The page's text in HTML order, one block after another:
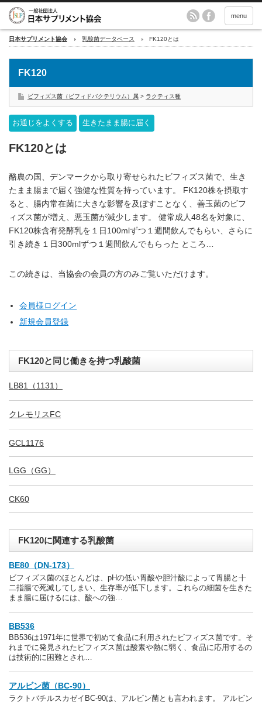
menu
日本サプリメント協会 乳酸菌データベース FK120とは
FK120
ビフィズス菌（ビフィドバクテリウム）属 > ラクティス種
お通じをよくする 生きたまま腸に届く
FK120とは
酪農の国、デンマークから取り寄せられたビフィズス菌で、生き
たまま腸まで届く強健な性質を持っています。 FK120株を摂取す
ると、腸内常在菌に大きな影響を及ぼすことなく、善玉菌のビフ
ィズス菌が増え、悪玉菌が減少します。 健常成人48名を対象に、
FK120株含有発酵乳を１日100mlずつ１週間飲んでもらい、さらに
引き続き１日300mlずつ１週間飲んでもらった ところ…
この続きは、当協会の会員の方のみご覧いただけます。
会員様ログイン
新規会員登録
FK120と同じ働きを持つ乳酸菌
LB81（1131）
クレモリスFC
GCL1176
LGG（GG）
CK60
FK120に関連する乳酸菌
BE80（DN-173）
ビフィズス菌のほとんどは、pHの低い胃酸や胆汁酸によって胃腸と十
二指腸で死滅してしまい、生存率が低下します。これらの細菌を生きた
まま腸に届けるには、酸への強…
BB536
BB536は1971年に世界で初めて食品に利用されたビフィズス菌です。そ
れまでに発見されたビフィズス菌は酸素や熱に弱く、食品に応用するの
は技術的に困難とされ…
アルビン菌（BC-90）
ラクトバチルスカゼイBC-90は、アルビン菌とも言われます。 アルビン